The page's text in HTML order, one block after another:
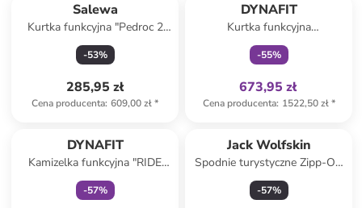
Salewa
Kurtka funkcyjna "Pedroc 2
Polarlite" w kolorze
czerwonym
-53%
285,95 zł
Cena producenta: 609,00 zł*
DYNAFIT
Kurtka funkcyjna
"TRANSALPER GTX" w
kolorze granatowo-
-55%
673,95 zł
Cena producenta: 1522,50 zł*
DYNAFIT
Kamizelka funkcyjna "RIDE
LIGHT" w kolorze
turkusowym
-57%
Jack Wolfskin
Spodnie turystyczne Zipp-Off
"Hikeout" w kolorze beżowym
-57%